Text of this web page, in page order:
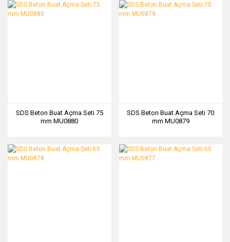
SDS Beton Buat Açma Seti 75
mm MU0880
SDS Beton Buat Açma Seti 70
mm MU0879